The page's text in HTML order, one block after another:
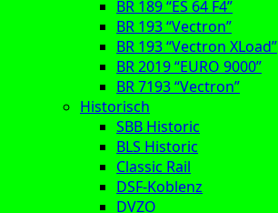
BR 189 “ES 64 F4”
BR 193 “Vectron”
BR 193 “Vectron XLoad”
BR 2019 “EURO 9000”
BR 7193 “Vectron”
Historisch
SBB Historic
BLS Historic
Classic Rail
DSF-Koblenz
DVZO